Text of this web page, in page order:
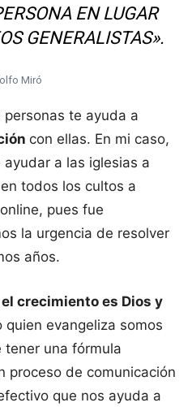
EN LUGAR
GENERALISTAS».
Miró
te ayuda a
con ellas. En mi caso,
a las iglesias a
todos los cultos a
pues fue
la urgencia de resolver
años.
crecimiento es Dios y
quien evangeliza somos
una fórmula
proceso de comunicación
que nos ayuda a